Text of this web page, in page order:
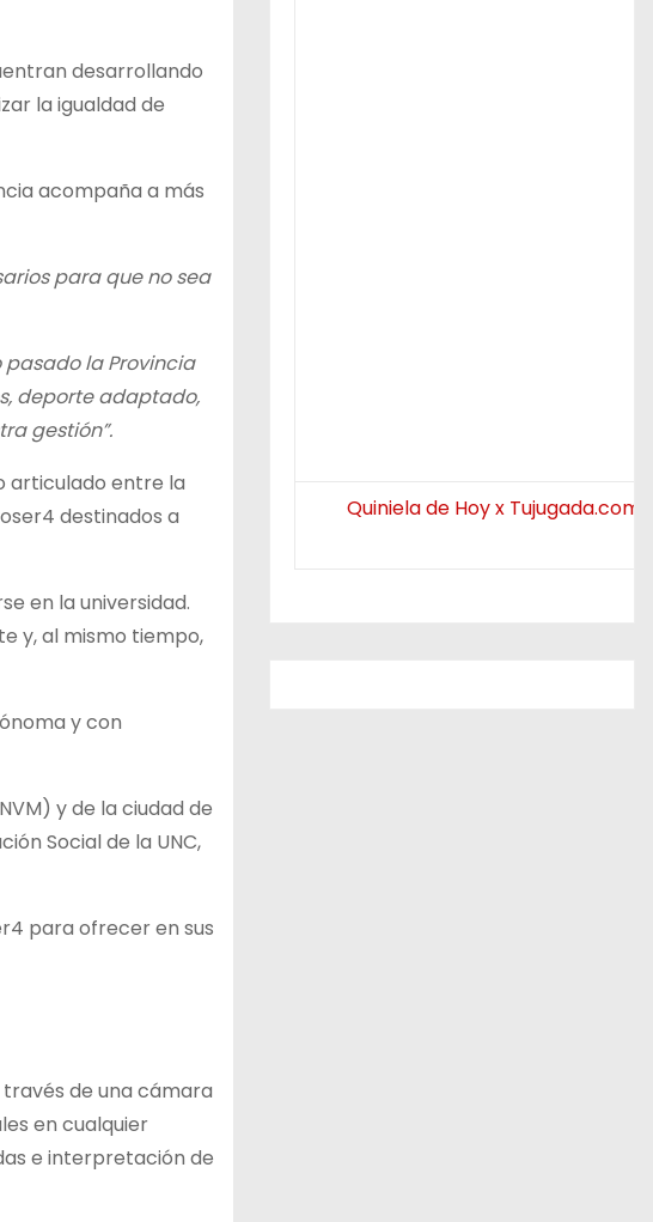
desarrollando
la igualdad de
acompaña a más
para que no sea
pasado la Provincia
deporte adaptado,
gestión”.
articulado entre la
destinados a
en la universidad.
y, al mismo tiempo,
y con
y de la ciudad de
Social de la UNC,
para ofrecer en sus
de una cámara
en cualquier
e interpretación de
Quiniela de Hoy x